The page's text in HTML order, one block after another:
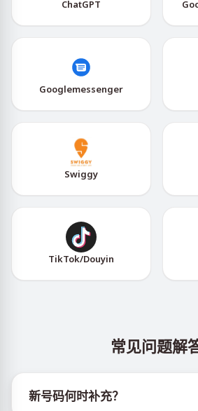
ChatGPT
Googlemessenger
Swiggy
TikTok/Douyin
常见问题解
新号码何时补充？